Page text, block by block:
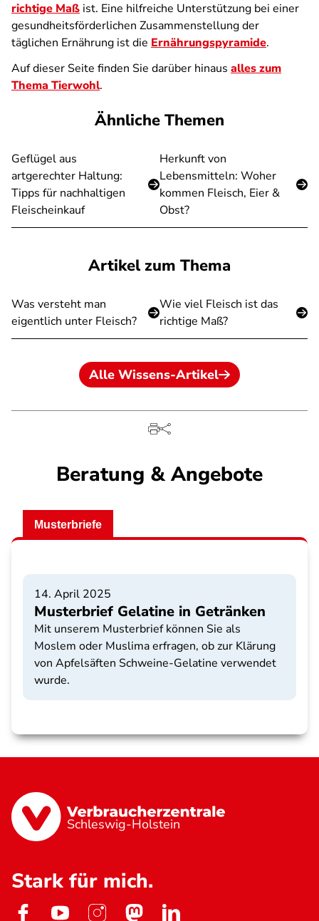
richtige Maß ist. Eine hilfreiche Unterstützung bei einer
gesundheitsförderlichen Zusammenstellung der
täglichen Ernährung ist die Ernährungspyramide.
Auf dieser Seite finden Sie darüber hinaus alles zum
Thema Tierwohl.
Ähnliche Themen
Geflügel aus
artgerechter Haltung:
Tipps für nachhaltigen
Fleischeinkauf
Herkunft von
Lebensmitteln: Woher
kommen Fleisch, Eier &
Obst?
Artikel zum Thema
Was versteht man
eigentlich unter Fleisch?
Wie viel Fleisch ist das
richtige Maß?
Alle Wissens-Artikel
Beratung & Angebote
Musterbriefe
14. April 2025
Musterbrief Gelatine in Getränken
Mit unserem Musterbrief können Sie als
Moslem oder Muslima erfragen, ob zur Klärung
von Apfelsäften Schweine-Gelatine verwendet
wurde.
Schleswig-Holstein
Stark für mich.